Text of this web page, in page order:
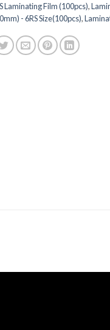
Laminating Film (100pcs),
- 6RS Size(100pcs),